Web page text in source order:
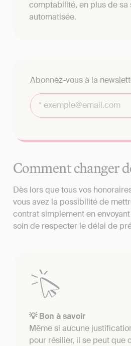
comptabilité, en plus de sa
automatisée.
Abonnez-vous à la
Comment changer
Dès lors que tous vos
vous avez la possibilité de
contrat simplement en
soin de respecter le délai de
💡 Bon à savoir
Même si aucune
pour résilier, il se peut que